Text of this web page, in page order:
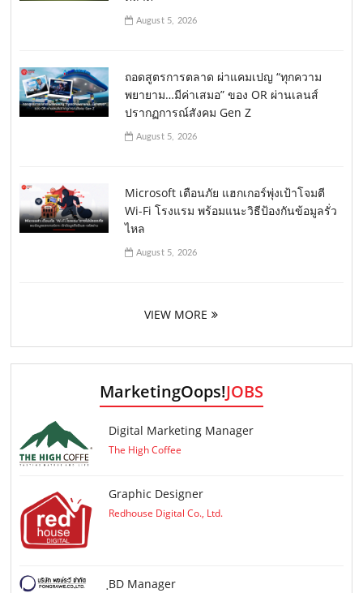
August 5, 2026
ถอดสูตรการตลาด ผ่าแคมเปญ “ทุกความ
พยายาม…มีค่าเสมอ” ของ OR ผ่านเลนส์
ปรากฏการณ์สังคม Gen Z
August 5, 2026
Microsoft เตือนภัย แฮกเกอร์พุ่งเป้าโจมตี
Wi-Fi โรงแรม พร้อมแนะวิธีป้องกันข้อมูลรั่ว
ไหล
August 5, 2026
VIEW MORE
MarketingOops!JOBS
Digital Marketing Manager
The High Coffee
Graphic Designer
Redhouse Digital Co., Ltd.
ฺBD Manager